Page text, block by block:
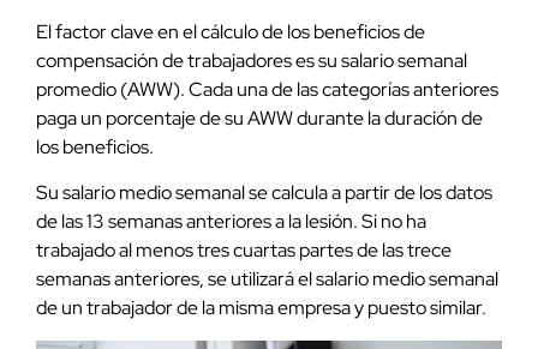
El factor clave en el cálculo de los beneficios de
compensación de trabajadores es su salario semanal
promedio (AWW). Cada una de las categorías anteriores
paga un porcentaje de su AWW durante la duración de
los beneficios.
Su salario medio semanal se calcula a partir de los datos
de las 13 semanas anteriores a la lesión. Si no ha
trabajado al menos tres cuartas partes de las trece
semanas anteriores, se utilizará el salario medio semanal
de un trabajador de la misma empresa y puesto similar.